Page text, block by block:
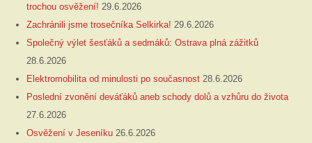
trochou osvěžení! 29.6.2026
Zachránili jsme trosečníka Selkirka! 29.6.2026
Společný výlet šesťáků a sedmáků: Ostrava plná zážitků
28.6.2026
Elektromobilita od minulosti po současnost 28.6.2026
Poslední zvonění deváťáků aneb schody dolů a vzhůru do života
27.6.2026
Osvěžení v Jeseníku 26.6.2026